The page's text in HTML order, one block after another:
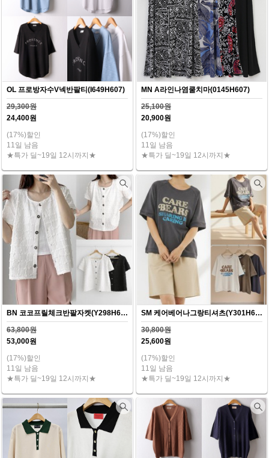
OL 프로방자수V넥반팔티(I649H607)
29,300원
24,400원
(17%)할인
11일 남음
★특가 딜~19일 12시까지★
MN A라인나염쿨치마(0145H607)
25,100원
20,900원
(17%)할인
11일 남음
★특가 딜~19일 12시까지★
BN 코코프릴체크반팔자켓(Y298H607)
63,800원
53,000원
(17%)할인
11일 남음
★특가 딜~19일 12시까지★
SM 케어베어나그랑티셔츠(Y301H607)
30,800원
25,600원
(17%)할인
11일 남음
★특가 딜~19일 12시까지★